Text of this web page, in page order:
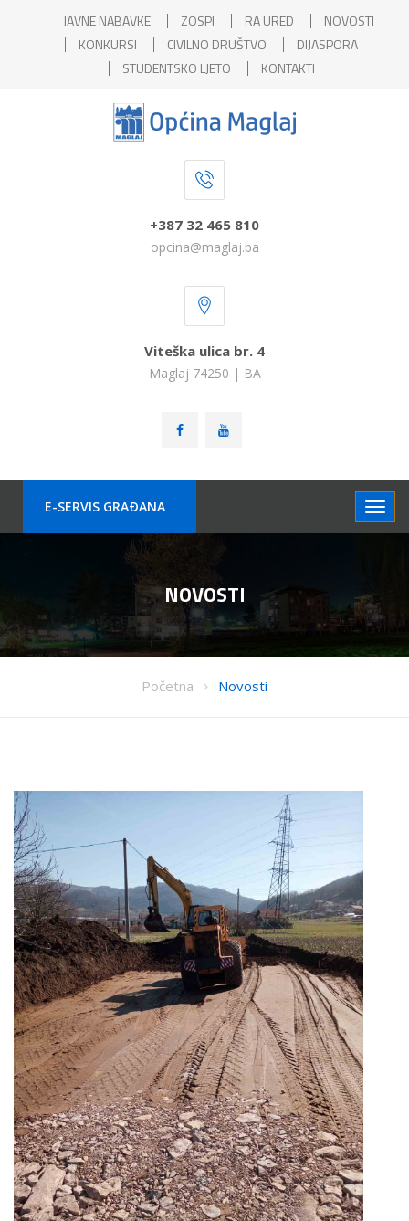
JAVNE NABAVKE ZOSPI RA URED
NOVOSTI
KONKURSI
CIVILNO DRUŠTVO
DIJASPORA
STUDENTSKO LJETO
KONTAKTI
+387 32 465 810
opcina@maglaj.ba
Viteška ulica br. 4
Maglaj 74250 | BA
E-SERVIS GRAÐANA
NOVOSTI
Početna Novosti